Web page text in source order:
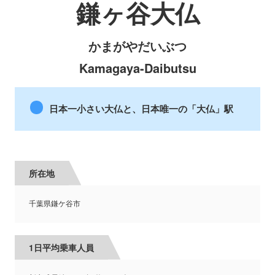
鎌ヶ谷大仏
かまがやだいぶつ
Kamagaya-Daibutsu
日本一小さい大仏と、日本唯一の「大仏」駅
所在地
千葉県鎌ケ谷市
1日平均乗車人員